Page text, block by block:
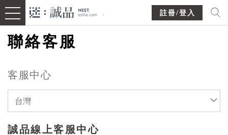
註冊/登入
聯絡客服
客服中心
台灣
誠品線上客服中心